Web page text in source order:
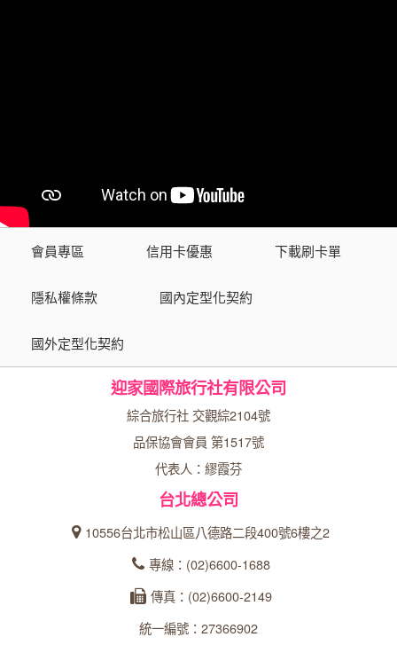
會員專區 信用卡優惠 下載刷卡單
隱私權條款 國內定型化契約
國外定型化契約
迎家國際旅行社有限公司
綜合旅行社 交觀綜2104號
品保協會會員 第1517號
代表人：繆霞芬
台北總公司
10556台北市松山區八德路二段400號6樓之2
專線：(02)6600-1688
傳真：(02)6600-2149
統一編號：27366902